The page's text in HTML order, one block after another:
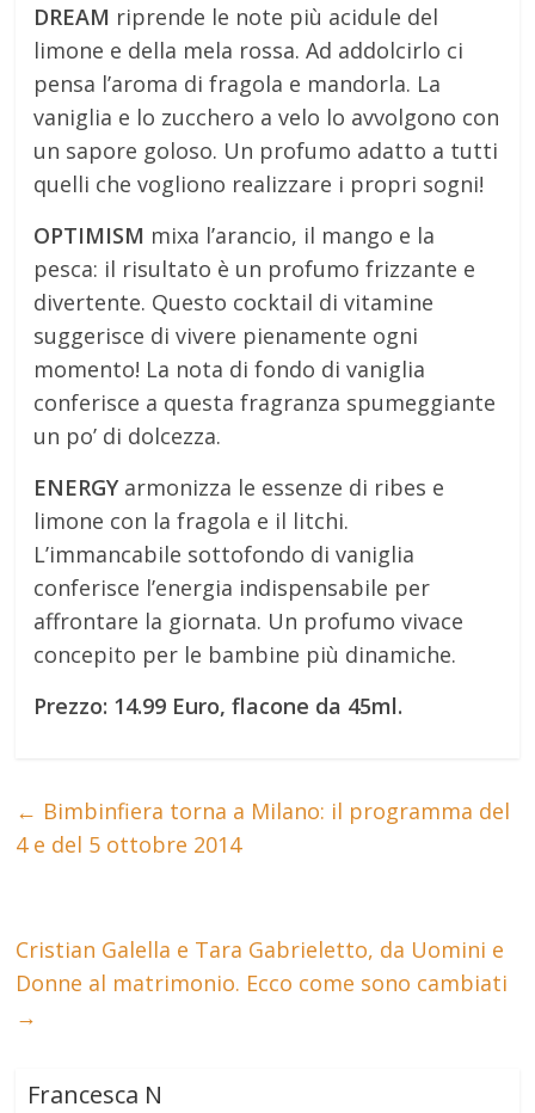
DREAM riprende le note più acidule del
limone e della mela rossa. Ad addolcirlo ci
pensa l’aroma di fragola e mandorla. La
vaniglia e lo zucchero a velo lo avvolgono con
un sapore goloso. Un profumo adatto a tutti
quelli che vogliono realizzare i propri sogni!
OPTIMISM mixa l’arancio, il mango e la
pesca: il risultato è un profumo frizzante e
divertente. Questo cocktail di vitamine
suggerisce di vivere pienamente ogni
momento! La nota di fondo di vaniglia
conferisce a questa fragranza spumeggiante
un po’ di dolcezza.
ENERGYarmonizza le essenze di ribes e
limone con la fragola e il litchi.
L’immancabile sottofondo di vaniglia
conferisce l’energia indispensabile per
affrontare la giornata. Un profumo vivace
concepito per le bambine più dinamiche.
Prezzo: 14.99 Euro, flacone da 45ml.
← Bimbinfiera torna a Milano: il programma del
4 e del 5 ottobre 2014
Cristian Galella e Tara Gabrieletto, da Uomini e
Donne al matrimonio. Ecco come sono cambiati
→
Francesca N